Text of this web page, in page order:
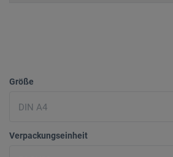
Größe
Verpackungseinheit